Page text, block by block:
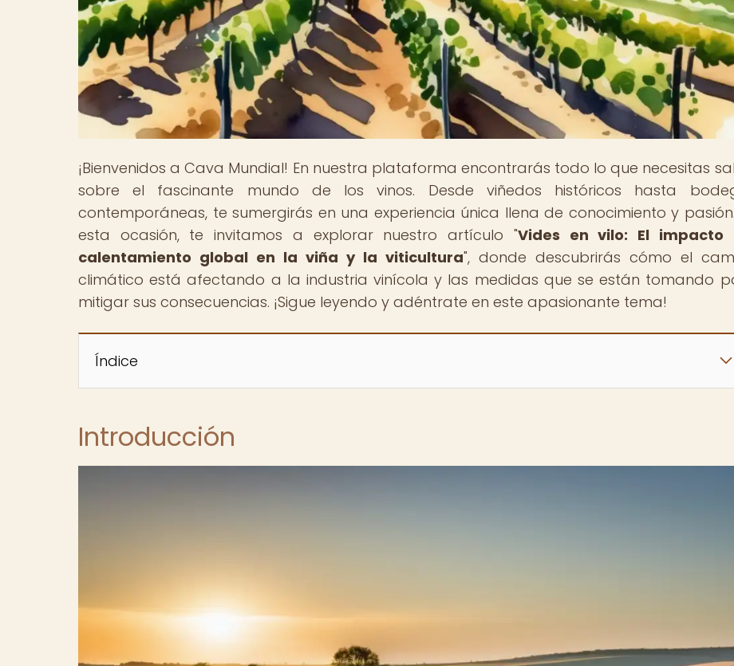
¡Bienvenidos a Cava Mundial! En nuestra plataforma encontrarás todo lo que necesitas
sobre el fascinante mundo de los vinos. Desde viñedos históricos hasta
contemporáneas, te sumergirás en una experiencia única llena de conocimiento y
esta ocasión, te invitamos a explorar nuestro artículo "Vides en vilo: El impacto
calentamiento global en la viña y la viticultura", donde descubrirás cómo el
climático está afectando a la industria vinícola y las medidas que se están tomando
mitigar sus consecuencias. ¡Sigue leyendo y adéntrate en este apasionante tema!
Índice
Introducción